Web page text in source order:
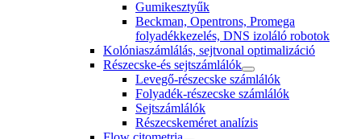
Gumikesztyűk
Beckman, Opentrons, Promega
folyadékkezelés, DNS izoláló robotok
Kolóniaszámlálás, sejtvonal optimalizáció
Részecske-és sejtszámlálók
Levegő-részecske számlálók
Folyadék-részecske számlálók
Sejtszámlálók
Részecskeméret analízis